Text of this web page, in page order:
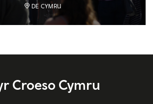
DE CYMRU
Croeso Cymru